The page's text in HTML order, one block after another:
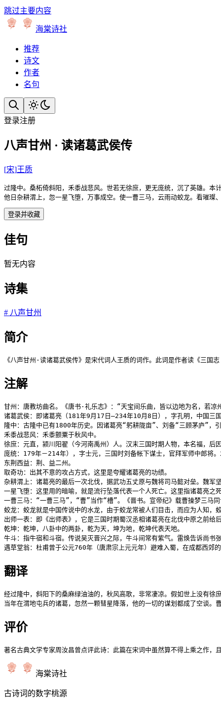
跳过主要内容
海棠诗社
推荐
诗文
作者
名句
登录注册
八声甘州 · 读诸葛武侯传
[宋]王质
过隆中。桑柘倚斜阳，禾黍战悲风。世若无徐庶，更无庞统，沉了英雄。本
他日杂耕渭上，忽一星飞堕，万事成空。使一曹三马，云雨动蛟龙。看璀
登录并收藏
佳句
暂无内容
诗集
# 八声甘州
简介
《八声甘州·读诸葛武侯传》是宋代词人王质的词作。此词是作者读《三
注解
甘州：唐教坊曲名。《唐书·礼乐志》：“天宝间乐曲，皆以边地为名，若凉
诸葛武侯：即诸葛亮（181年9月17日—234年10月8日），字孔明，中国三
隆中：古隆中已有1800年历史。因诸葛亮“躬耕陇亩”、刘备“三顾茅庐”，
禾黍战悲风：禾黍颤粟于秋风中。
徐庶：元直，颍川阳翟（今河南禹州）人。汉末三国时期人物，本名福，后
庞统：179年－214年），字士元，三国时刘备帐下谋士，官拜军师中郎将
东荆西益：荆、益二州。
取奇功：出其不意的攻占方式，这里是夸耀诸葛亮的功绩。
杂耕渭上：诸葛亮的最后一次北伐，据武功五丈原与魏将司马懿对垒。魏
一星飞堕：这里用的暗喻，就是流行坠落代表一个人死亡。这里指诸葛亮之
一曹三马：“一曹三马”，“曹”当作“槽”。《晋书。宣帝纪》载曹操梦三马
蛟龙：蛟龙就是中国传说中的水龙，由于蛟龙常被人们目击，而应为人知
出师一表：即《出师表》，它是三国时期蜀汉丞相诸葛亮在北伐中原之前
乾坤：乾坤，八卦中的两卦，乾为天，坤为地，乾坤代表天地。
牛斗：指牛宿和斗宿。传说吴灭晋兴之际，牛斗间常有紫气。雷焕告诉尚
遇草堂翁：杜甫曾于公元760年（唐肃宗上元元年）避难入蜀，在成都西郊
翻译
经过隆中，斜阳下的桑麻绿油油的，秋风高歌，非常凄凉。假如世上没有
当年在渭地屯兵的诸葛，忽然一颗彗星降落，他的一切的谋划都成了空谈
评价
著名古典文学专家周汝昌曾点评此诗：此篇在宋词中虽然算不得上乘之作
海棠诗社
古诗词的数字桃源